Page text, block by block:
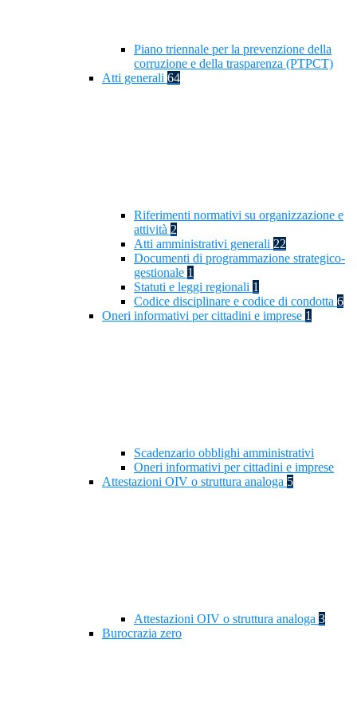
Piano triennale per la prevenzione della
corruzione e della trasparenza (PTPCT)
Atti generali 64
Riferimenti normativi su organizzazione e
attività 2
Atti amministrativi generali 22
Documenti di programmazione strategico-
gestionale 1
Statuti e leggi regionali 1
Codice disciplinare e codice di condotta 6
Oneri informativi per cittadini e imprese 1
Scadenzario obblighi amministrativi
Oneri informativi per cittadini e imprese
Attestazioni OIV o struttura analoga 5
Attestazioni OIV o struttura analoga 3
Burocrazia zero